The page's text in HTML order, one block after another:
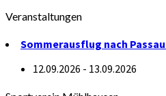
Veranstaltungen
Sommerausflug nach Passau
12.09.2026 - 13.09.2026